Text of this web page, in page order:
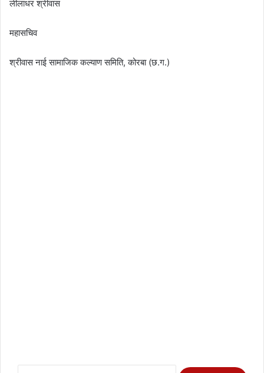
लीलाधर श्रीवास
महासचिव
श्रीवास नाई सामाजिक कल्याण समिति, कोरबा (छ.ग.)